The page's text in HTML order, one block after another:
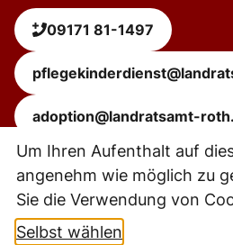
09171 81-1497
adoption@landratsamt-
Leaflet |Powered by
Um Ihren Aufenthalt auf
angenehm wie möglich zu
Sie die Verwendung von
Selbst wählen